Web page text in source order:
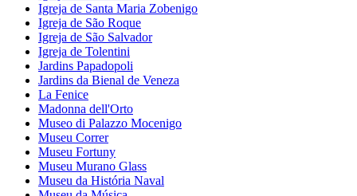
Igreja de Santa Maria Zobenigo
Igreja de São Roque
Igreja de São Salvador
Igreja de Tolentini
Jardins Papadopoli
Jardins da Bienal de Veneza
La Fenice
Madonna dell'Orto
Museo di Palazzo Mocenigo
Museu Correr
Museu Fortuny
Museu Murano Glass
Museu da História Naval